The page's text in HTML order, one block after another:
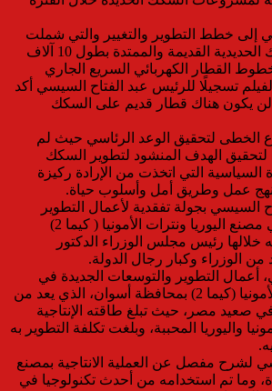
إلى خطط التطوير والتغيير والتي شملت
عناصر منظومة السكك الحديدية القديمة والممتدة بطول 10 آلاف
القطار الكهربائي السريع الجاري
تسجيلًا للرئيس عبد الفتاح السيسي أكد
فيه أنه في نهاية 2021 لن يكون هناك قطار قديم على السكك
الخطى لتحقيق الوعد الرئاسي حيث لم
لتحقيق الهدف المنشود لتطوير السكك
السياسية التي اتخذت من الإرادة ركيزة
عمل وطريق أمل وأسلوب حياة.
السيسي بجولة تفقدية لأعمال التطوير
والتوسعات الجديدة في مصنع اليوريا ونترات الأمونيا ( كيما 2)
خلالها رئيس مجلس الوزراء الدكتور
الوزراء وكبار رجال الدولة.
أعمال التطوير والتوسعات الجديدة في
مصنع اليوريا ونترات الأمونيا (كيما 2) بمحافظة أسوان، الذي يعد من
صعيد مصر، حيث تبلغ طاقته الإنتاجية
واليوريا المحببة، وبلغت تكلفة التطوير به
لشرح مفصل عن العملية الانتاجية بمصنع
2) للأسمدة، وما تم استخدامه من أحدث تكنولوجيا في